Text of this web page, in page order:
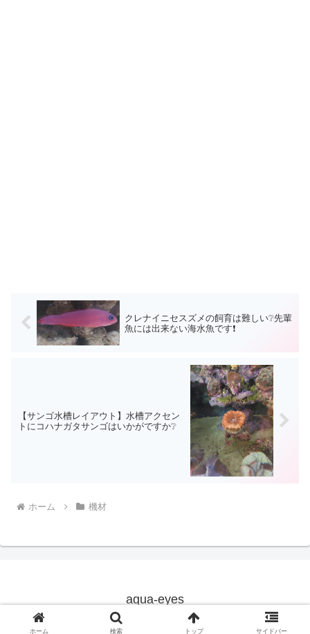
クレナイニセスズメの飼育は難しい❔先輩
魚には出来ない海水魚です❗
【サンゴ水槽レイアウト】水槽アクセン
トにコハナガタサンゴはいかがですか❔
ホーム 機材
aqua-eyes
© 2019 aqua-eyes.
ホーム 検索 トップ サイドバー